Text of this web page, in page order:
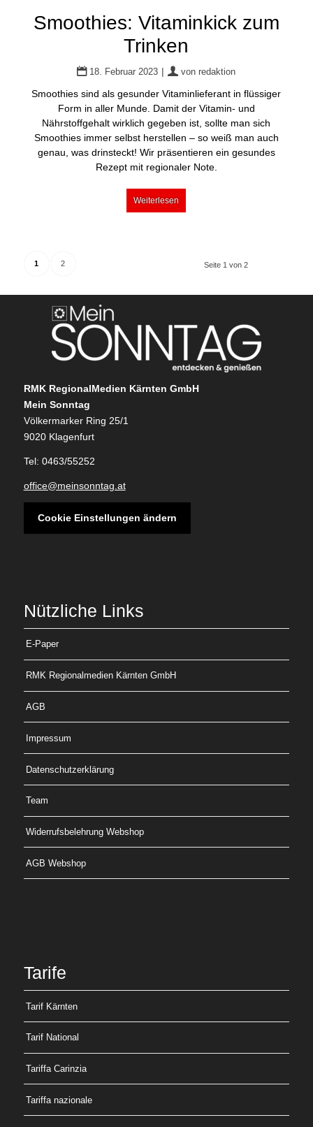
Smoothies: Vitaminkick zum
Trinken
18. Februar 2023 | vonredaktion
Smoothies sind als gesunder Vitaminlieferant in flüssiger
Form in aller Munde. Damit der Vitamin- und
Nährstoffgehalt wirklich gegeben ist, sollte man sich
Smoothies immer selbst herstellen – so weiß man auch
genau, was drinsteckt! Wir präsentieren ein gesundes
Rezept mit regionaler Note.
Weiterlesen
Seite 1 von 2
1 2
RMK RegionalMedien Kärnten GmbH
Mein Sonntag
Völkermarker Ring 25/1
9020 Klagenfurt
Tel: 0463/55252
office@meinsonntag.at
Cookie Einstellungen ändern
Nützliche Links
E-Paper
RMK Regionalmedien Kärnten GmbH
AGB
Impressum
Datenschutzerklärung
Team
Widerrufsbelehrung Webshop
AGB Webshop
Tarife
Tarif Kärnten
Tarif National
Tariffa Carinzia
Tariffa nazionale